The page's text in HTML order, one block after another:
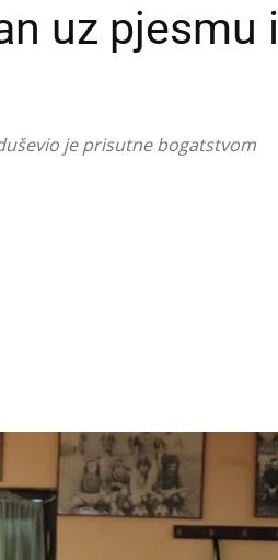
uz pjesmu i
je prisutne bogatstvom